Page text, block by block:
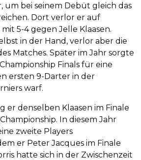
um bei seinem Debüt gleich das
Dort verlor er auf
5-4 gegen Jelle Klaasen.
in der Hand, verlor aber die
Matches. Später im Jahr sorgte
Finals für eine
ersten 9-Darter in der
warf.
er denselben Klaasen im Finale
In diesem Jahr
zweite Players
er Peter Jacques im Finale
hatte sich in der Zwischenzeit